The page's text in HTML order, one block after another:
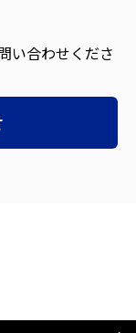
い合わせくださ